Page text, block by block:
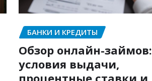
БАНКИ И КРЕДИТЫ
Обзор онлайн-займов:
условия выдачи,